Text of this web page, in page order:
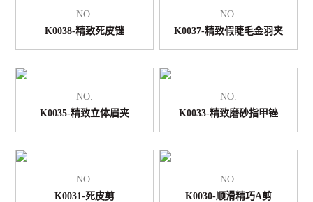
NO.
K0038-精致死皮锉
NO.
K0037-精致假睫毛金羽夹
NO.
K0035-精致立体眉夹
NO.
K0033-精致磨砂指甲锉
NO.
K0031-死皮剪
NO.
K0030-顺滑精巧A剪